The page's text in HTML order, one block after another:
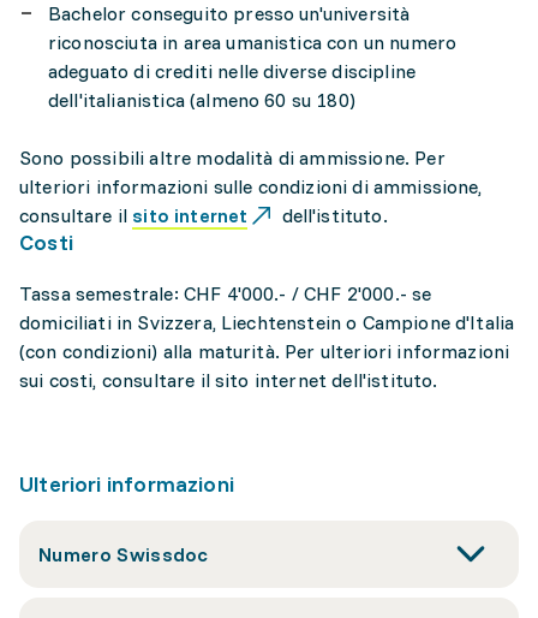
Bachelor conseguito presso un'università
riconosciuta in area umanistica con un numero
adeguato di crediti nelle diverse discipline
dell'italianistica (almeno 60 su 180)
Sono possibili altre modalità di ammissione. Per
ulteriori informazioni sulle condizioni di ammissione,
consultare il sito internet dell'istituto.
Costi
Tassa semestrale: CHF 4'000.- / CHF 2'000.- se
domiciliati in Svizzera, Liechtenstein o Campione d'Italia
(con condizioni) alla maturità. Per ulteriori informazioni
sui costi, consultare il sito internet dell'istituto.
Ulteriori informazioni
Numero Swissdoc